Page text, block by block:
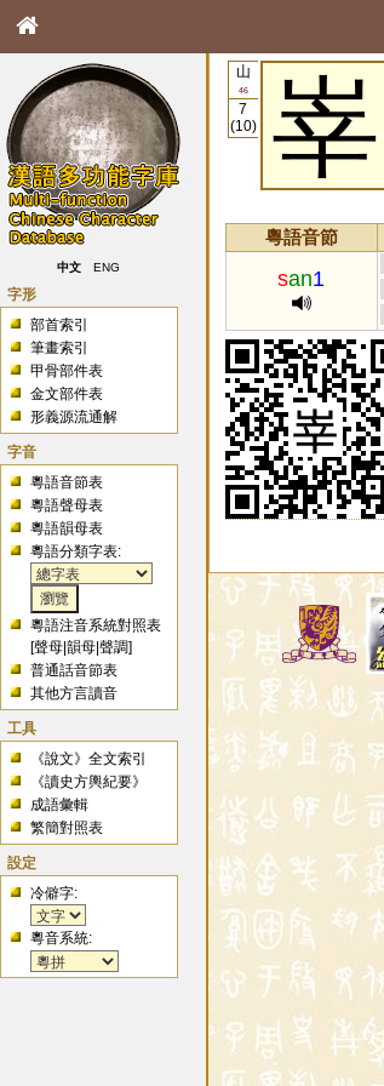
中文 ENG
字形
部首索引
筆畫索引
甲骨部件表
金文部件表
形義源流通解
字音
粵語音節表
粵語聲母表
粵語韻母表
粵語分類字表:
粵語注音系統對照表
[聲母 |韻母 |聲調]
普通話音節表
其他方言讀音
工具
《說文》全文索引
《讀史方輿紀要》
成語彙輯
繁簡對照表
設定
冷僻字:
粵音系統:
山
46
7
(10)
峷
粵語音節
san1